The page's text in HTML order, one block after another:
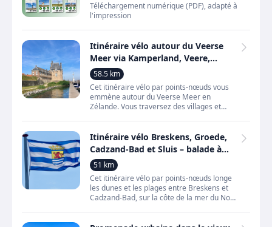
Téléchargement numérique (PDF), adapté à
l'impression
Itinéraire vélo autour du Veerse
Meer via Kamperland, Veere,
Vrouwenpolder et Wolphaartsdijk
58.5 km
Cet itinéraire vélo par points-nœuds vous
emmène autour du Veerse Meer en
Zélande. Vous traversez des villages et
Itinéraire vélo Breskens, Groede,
Cadzand-Bad et Sluis – balade à
vélo le long des dunes et des
plages
51 km
Cet itinéraire vélo par points-nœuds longe
les dunes et les plages entre Breskens et
Cadzand-Bad, sur la côte de la mer du Nord